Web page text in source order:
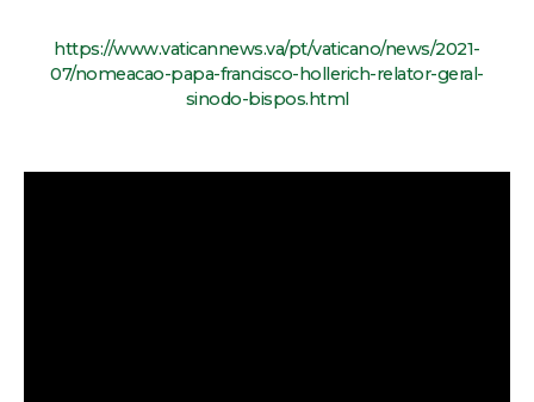
https://www.vaticannews.va/pt/vaticano/news/2021-
07/nomeacao-papa-francisco-hollerich-relator-geral-
sinodo-bispos.html